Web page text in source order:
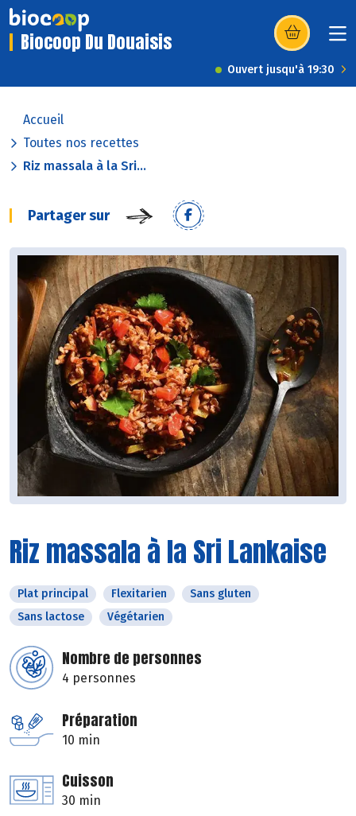
Biocoop Du Douaisis (s’ouvre dans
Ouvert jusqu'à 19:30
Accueil
Toutes nos recettes
Riz massala à la Sri...
Partager sur
Riz massala à la Sri Lankaise
Plat principal Flexitarien
Sans gluten
Sans lactose
Végétarien
Nombre de personnes
4 personnes
Préparation
10 min
Cuisson
30 min